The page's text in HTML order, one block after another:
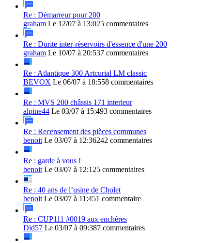
Re : Démarreur pour 200
graham Le 12/07 à 13:025 commentaires
Re : Durite inter-réservoirs d'essence d'une 200
graham Le 10/07 à 20:537 commentaires
Re : Atlantique 300 Artcurial LM classic
BEVOX Le 06/07 à 18:558 commentaires
Re : MVS 200 châssis 171 interieur
alpine44 Le 03/07 à 15:493 commentaires
Re : Recensement des pièces communes
benoit Le 03/07 à 12:36242 commentaires
Re : garde à vous !
benoit Le 03/07 à 12:125 commentaires
Re : 40 ans de l’usine de Cholet
benoit Le 03/07 à 11:451 commentaire
Re : CUP111 #0019 aux enchères
Did57 Le 03/07 à 09:387 commentaires